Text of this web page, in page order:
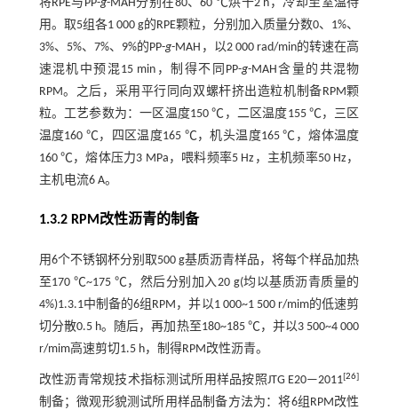
将RPE与PP-g-MAH分别在80、60 ℃烘干2 h，冷却至室温待
用。取5组各1 000 g的RPE颗粒，分别加入质量分数0、1%、
3%、5%、7%、9%的PP-g-MAH，以2 000 rad/min的转速在高
速混机中预混15 min，制得不同PP-g-MAH含量的共混物
RPM。之后，采用平行同向双螺杆挤出造粒机制备RPM颗
粒。工艺参数为：一区温度150 ℃，二区温度155 ℃，三区
温度160 ℃，四区温度165 ℃，机头温度165 ℃，熔体温度
160 ℃，熔体压力3 MPa，喂料频率5 Hz，主机频率50 Hz，
主机电流6 A。
1.3.2 RPM改性沥青的制备
用6个不锈钢杯分别取500 g基质沥青样品，将每个样品加热
至170 ℃~175 ℃，然后分别加入20 g(均以基质沥青质量的
4%)1.3.1中制备的6组RPM，并以1 000~1 500 r/mim的低速剪
切分散0.5 h。随后，再加热至180~185 ℃，并以3 500~4 000
r/mim高速剪切1.5 h，制得RPM改性沥青。
改性沥青常规技术指标测试所用样品按照JTG E20—2011[26]
制备；微观形貌测试所用样品制备方法为：将6组RPM改性